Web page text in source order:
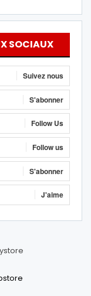
SOCIAUX
Suivez nous
S'abonner
Follow Us
Follow us
S'abonner
J'aime